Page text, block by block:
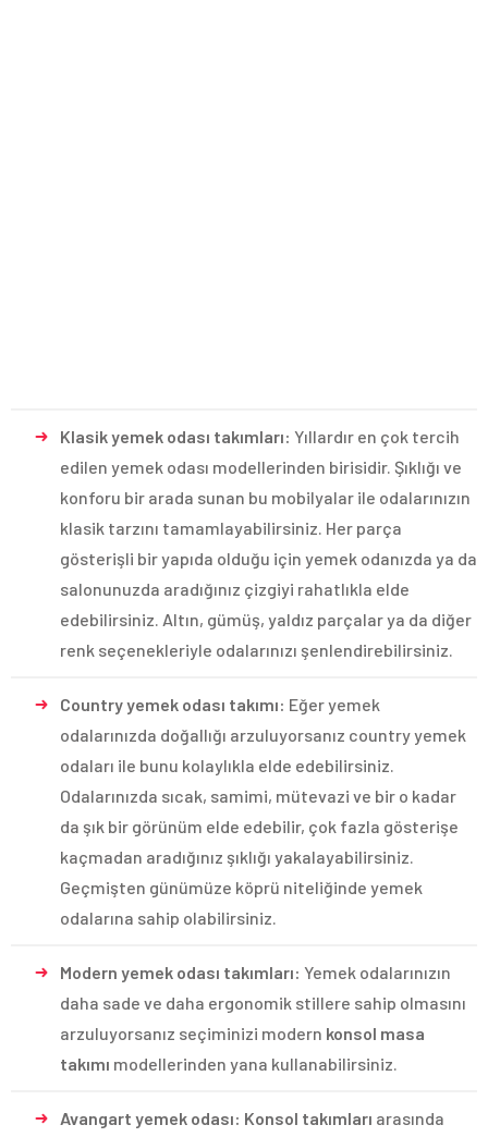
Klasik yemek odası takımları: Yıllardır en çok tercih
edilen yemek odası modellerinden birisidir. Şıklığı ve
konforu bir arada sunan bu mobilyalar ile odalarınızın
klasik tarzını tamamlayabilirsiniz. Her parça
gösterişli bir yapıda olduğu için yemek odanızda ya da
salonunuzda aradığınız çizgiyi rahatlıkla elde
edebilirsiniz. Altın, gümüş, yaldız parçalar ya da diğer
renk seçenekleriyle odalarınızı şenlendirebilirsiniz.
Country yemek odası takımı: Eğer yemek
odalarınızda doğallığı arzuluyorsanız country yemek
odaları ile bunu kolaylıkla elde edebilirsiniz.
Odalarınızda sıcak, samimi, mütevazi ve bir o kadar
da şık bir görünüm elde edebilir, çok fazla gösterişe
kaçmadan aradığınız şıklığı yakalayabilirsiniz.
Geçmişten günümüze köprü niteliğinde yemek
odalarına sahip olabilirsiniz.
Modern yemek odası takımları: Yemek odalarınızın
daha sade ve daha ergonomik stillere sahip olmasını
arzuluyorsanız seçiminizi modern konsol masa
takımı modellerinden yana kullanabilirsiniz.
Avangart yemek odası: Konsol takımları arasında